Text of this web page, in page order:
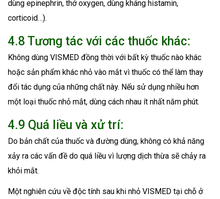
dùng epinephrin, thở oxygen, dùng kháng histamin,
corticoid…).
4.8 Tương tác với các thuốc khác:
Không dùng VISMED đồng thời với bất kỳ thuốc nào khác
hoặc sản phẩm khác nhỏ vào mắt vì thuốc có thể làm thay
đổi tác dụng của những chất này. Nếu sử dụng nhiều hơn
một loại thuốc nhỏ mắt, dùng cách nhau ít nhất năm phút.
4.9 Quá liều và xử trí:
Do bản chất của thuốc và đường dùng, không có khả năng
xảy ra các vấn đề do quá liều vì lượng dịch thừa sẽ chảy ra
khỏi mắt.
Một nghiên cứu về độc tính sau khi nhỏ VISMED tại chỗ ở